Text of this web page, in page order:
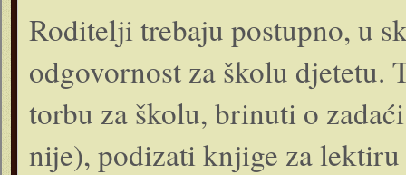
Roditelji trebaju postupno, u
odgovornost za školu djetetu.
torbu za školu, brinuti o
nije), podizati knjige za